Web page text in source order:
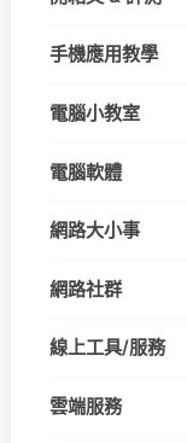
手機應用教學
電腦小教室
電腦軟體
網路大小事
網路社群
線上工具/服務
雲端服務